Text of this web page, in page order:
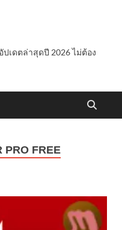
เดตล่าสุดปี 2026 ไม่ต้อง
PRO FREE